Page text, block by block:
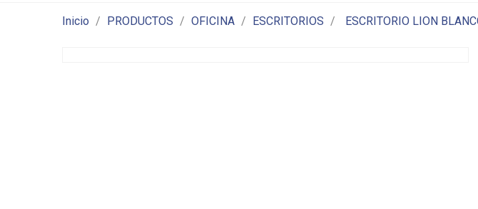
Inicio PRODUCTOS OFICINA ESCRITORIOS ESCRITORIO LION